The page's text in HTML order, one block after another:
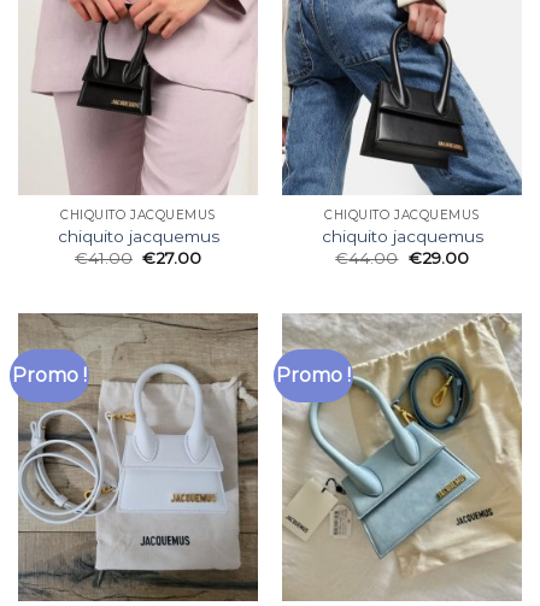
CHIQUITO JACQUEMUS
chiquito jacquemus
€41.00 €27.00
CHIQUITO JACQUEMUS
chiquito jacquemus
€44.00 €29.00
Promo ! Promo !